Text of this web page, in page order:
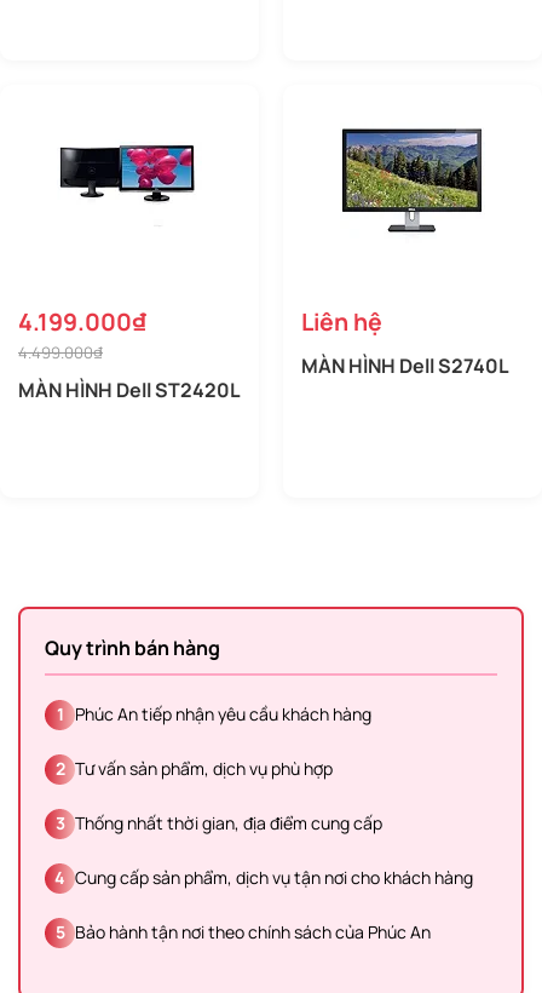
4.199.000₫
4.499.000₫
MÀN HÌNH Dell ST2420L
Liên hệ
MÀN HÌNH Dell S2740L
Quy trình bán hàng
1 Phúc An tiếp nhận yêu cầu khách hàng
2 Tư vấn sản phẩm, dịch vụ phù hợp
3 Thống nhất thời gian, địa điểm cung cấp
4 Cung cấp sản phẩm, dịch vụ tận nơi cho khách hàng
5 Bảo hành tận nơi theo chính sách của Phúc An